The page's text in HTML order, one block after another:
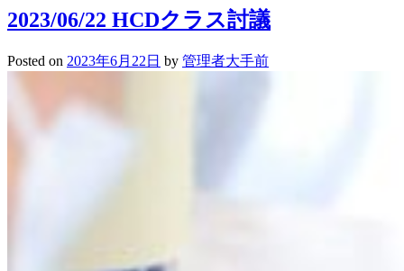
総
体
彰
2023/06/22 HCDクラス討議
Posted on 2023年6月22日 by 管理者大手前